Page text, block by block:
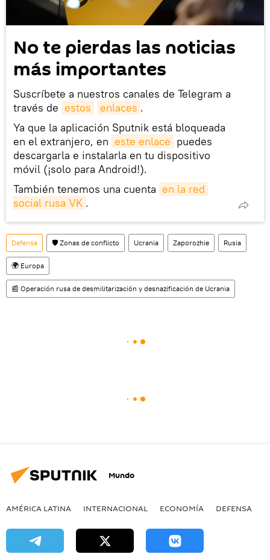
No te pierdas las noticias
más importantes
Suscríbete a nuestros canales de Telegram a
través de estos enlaces .
Ya que la aplicación Sputnik está bloqueada
en el extranjero, en este enlace puedes
descargarla e instalarla en tu dispositivo
móvil (¡solo para Android!).
También tenemos una cuenta en la red
social rusa VK .
Defensa 🛡️ Zonas de conflicto Ucrania Zaporozhie Rusia
🌍 Europa
📰 Operación rusa de desmilitarización y desnazificación de Ucrania
Mundo
AMÉRICA LATINA INTERNACIONAL ECONOMÍA DEFENSA